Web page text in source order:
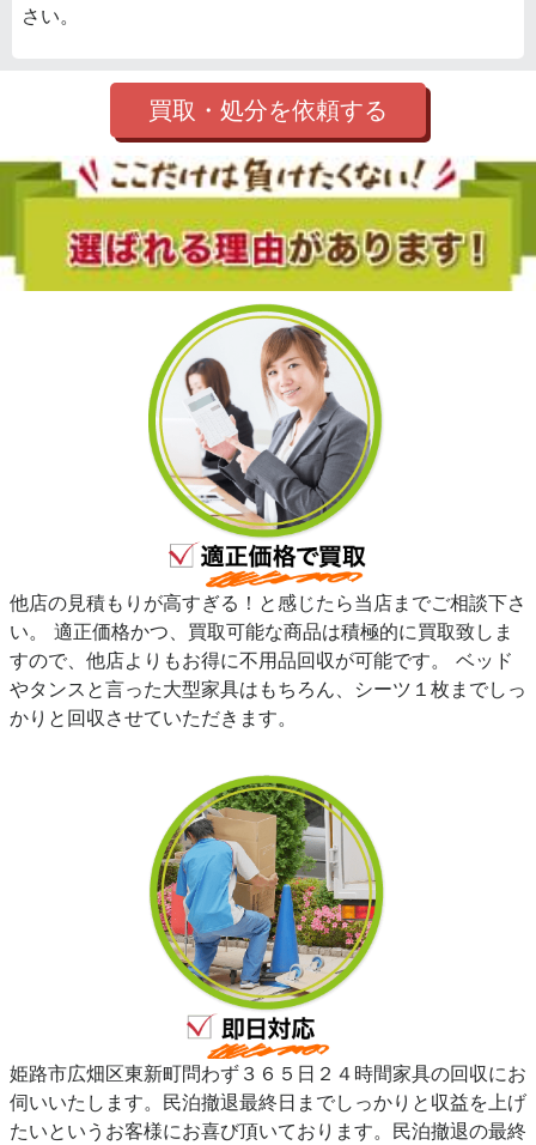
さい。
買取・処分を依頼する
他店の見積もりが高すぎる！と感じたら当店までご相談下さ
い。 適正価格かつ、買取可能な商品は積極的に買取致しま
すので、他店よりもお得に不用品回収が可能です。 ベッド
やタンスと言った大型家具はもちろん、シーツ１枚までしっ
かりと回収させていただきます。
姫路市広畑区東新町問わず３６５日２４時間家具の回収にお
伺いいたします。民泊撤退最終日までしっかりと収益を上げ
たいというお客様にお喜び頂いております。民泊撤退の最終